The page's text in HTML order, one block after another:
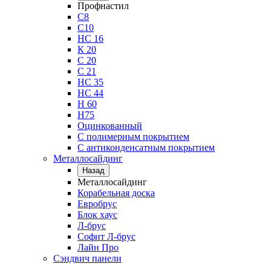
Профнастил
С8
С10
НС 16
К 20
С 20
С 21
НС 35
НС 44
Н 60
Н75
Оцинкованный
С полимерным покрытием
С антиконденсатным покрытием
Металлосайдинг
Назад
Металлосайдинг
Корабельная доска
Евробрус
Блок хаус
Л-брус
Софит Л-брус
Лайн Про
Сэндвич панели